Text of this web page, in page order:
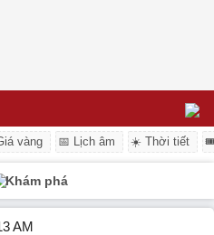
vàng 📅 Lịch âm ☀️ Thời tiết
Khám phá
AM